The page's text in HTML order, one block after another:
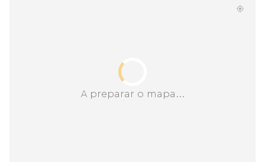
A preparar o mapa...